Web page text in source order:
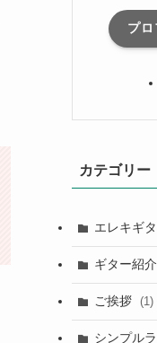
プ
カテゴリー
エレキギ
ギター紹介
ご挨拶 (1)
シンプル